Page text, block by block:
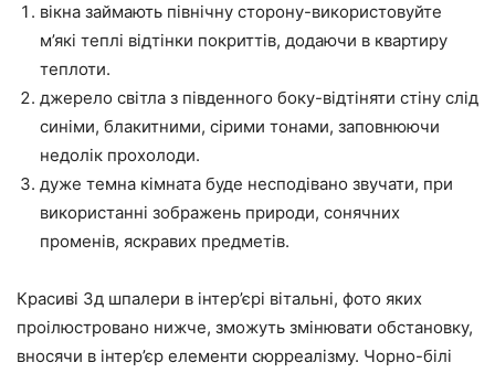
вікна займають північну сторону-використовуйте
м’які теплі відтінки покриттів, додаючи в квартиру
теплоти.
джерело світла з південного боку-відтіняти стіну слід
синіми, блакитними, сірими тонами, заповнюючи
недолік прохолоди.
дуже темна кімната буде несподівано звучати, при
використанні зображень природи, сонячних
променів, яскравих предметів.
Красиві 3д шпалери в інтер’єрі вітальні, фото яких
проілюстровано нижче, зможуть змінювати обстановку,
вносячи в інтер’єр елементи сюрреалізму. Чорно-білі